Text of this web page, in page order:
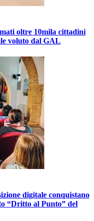
oltre 10mila cittadini
voluto dal GAL
digitale conquistano
“Dritto al Punto” del